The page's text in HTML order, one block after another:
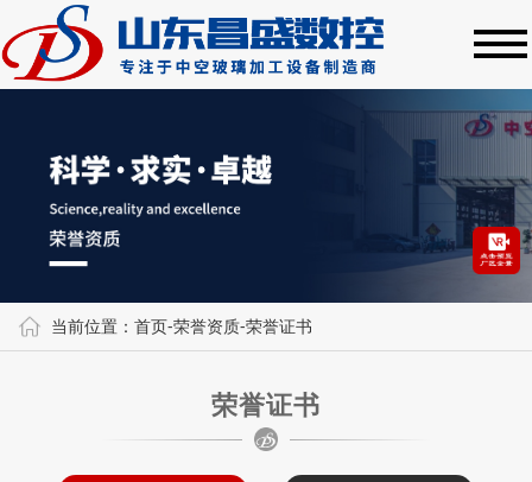
当前位置： 首页-荣誉资质-荣誉证书
荣誉证书